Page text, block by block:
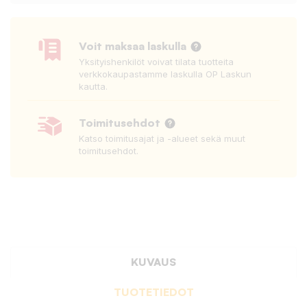
Voit maksaa laskulla
Yksityishenkilöt voivat tilata tuotteita
verkkokaupastamme laskulla OP Laskun
kautta.
Toimitusehdot
Katso toimitusajat ja -alueet sekä muut
toimitusehdot.
KUVAUS
TUOTETIEDOT